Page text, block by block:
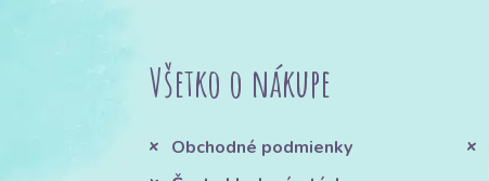
Všetko o nákupe
Obchodné podmienky